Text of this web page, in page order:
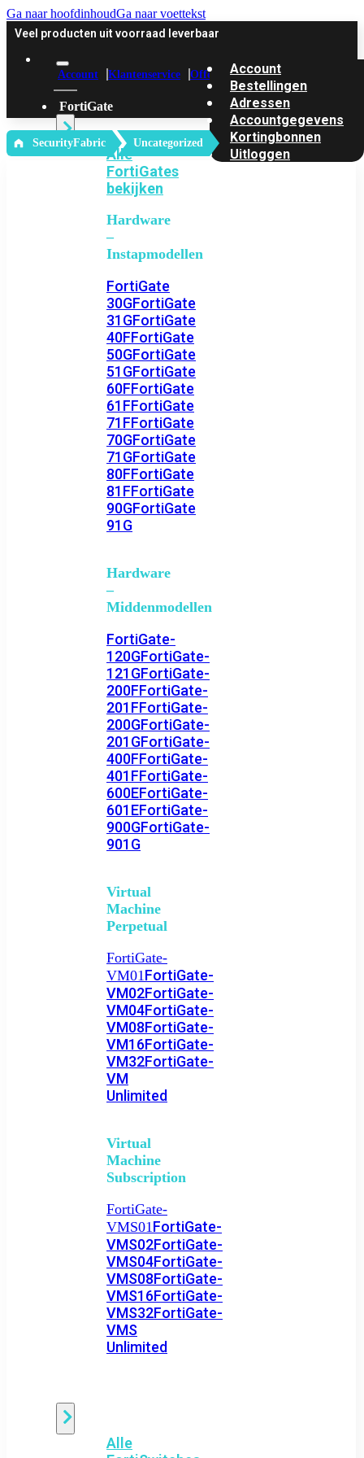
Ga naar hoofdinhoudGa naar voettekst
Veel producten uit voorraad leverbaar
Account Klantenservice Offerte
FortiGate
Alle
FortiGates
bekijken
Hardware
–
Instapmodellen
FortiGate
30GFortiGate
31GFortiGate
40FFortiGate
50GFortiGate
51GFortiGate
60FFortiGate
61FFortiGate
71FFortiGate
70GFortiGate
71GFortiGate
80FFortiGate
81FFortiGate
90GFortiGate
91G
Hardware
–
Middenmodellen
FortiGate-
120GFortiGate-
121GFortiGate-
200FFortiGate-
201FFortiGate-
200GFortiGate-
201GFortiGate-
400FFortiGate-
401FFortiGate-
600EFortiGate-
601EFortiGate-
900GFortiGate-
901G
Virtual
Machine
Perpetual
FortiGate-
VM01FortiGate-
VM02FortiGate-
VM04FortiGate-
VM08FortiGate-
VM16FortiGate-
VM32FortiGate-
VM
Unlimited
Virtual
Machine
Subscription
FortiGate-
VMS01FortiGate-
VMS02FortiGate-
VMS04FortiGate-
VMS08FortiGate-
VMS16FortiGate-
VMS32FortiGate-
VMS
Unlimited
Alle
Account
Bestellingen
Adressen
Accountgegevens
Kortingbonnen
Uitloggen
‎ SecurityFabric Uncategorized